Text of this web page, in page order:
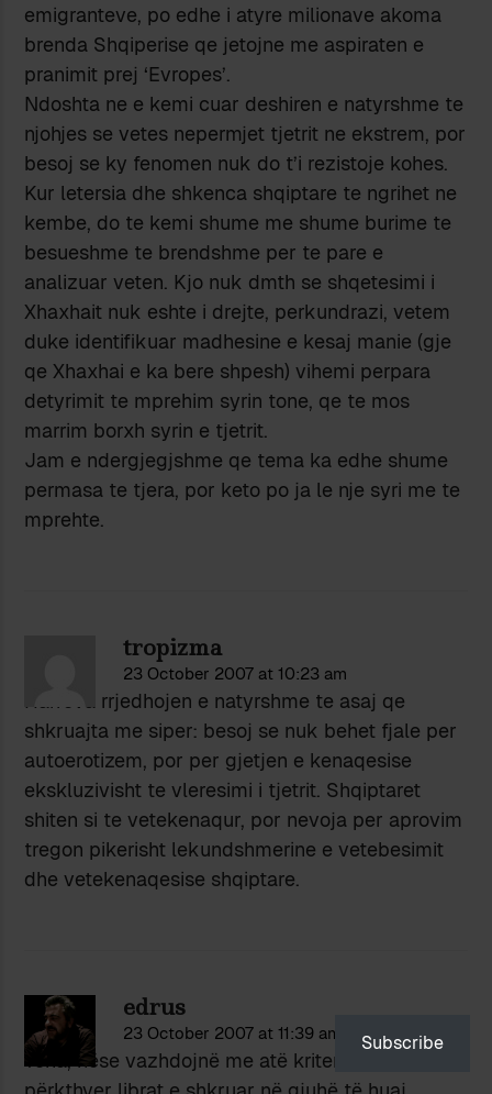
emigranteve, po edhe i atyre milionave akoma
brenda Shqiperise qe jetojne me aspiraten e
pranimit prej ‘Evropes’.
Ndoshta ne e kemi cuar deshiren e natyrshme te
njohjes se vetes nepermjet tjetrit ne ekstrem, por
besoj se ky fenomen nuk do t’i rezistoje kohes.
Kur letersia dhe shkenca shqiptare te ngrihet ne
kembe, do te kemi shume me shume burime te
besueshme te brendshme per te pare e
analizuar veten. Kjo nuk dmth se shqetesimi i
Xhaxhait nuk eshte i drejte, perkundrazi, vetem
duke identifikuar madhesine e kesaj manie (gje
qe Xhaxhai e ka bere shpesh) vihemi perpara
detyrimit te mprehim syrin tone, qe te mos
marrim borxh syrin e tjetrit.
Jam e ndergjegjshme qe tema ka edhe shume
permasa te tjera, por keto po ja le nje syri me te
mprehte.
tropizma
23 October 2007 at 10:23 am
Harrova rrjedhojen e natyrshme te asaj qe
shkruajta me siper: besoj se nuk behet fjale per
autoerotizem, por per gjetjen e kenaqesise
ekskluzivisht te vleresimi i tjetrit. Shqiptaret
shiten si te vetekenaqur, por nevoja per aprovim
tregon pikerisht lekundshmerine e vetebesimit
dhe vetekenaqesise shqiptare.
edrus
23 October 2007 at 11:39 am
Tena, nëse vazhdojnë me atë kriter për të
Subscribe